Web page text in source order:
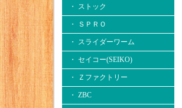
・ ストック
・ ＳＰＲＯ
・ スライダーワーム
・ セイコー(SEIKO)
・ Ｚファクトリー
・ ZBC